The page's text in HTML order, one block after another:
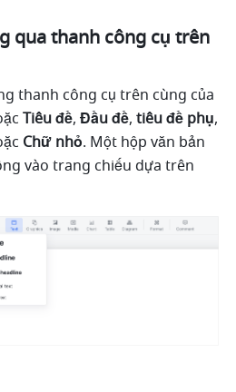
qua thanh công cụ trên
thanh công cụ trên cùng của
Tiêu đề, Đầu đề, tiêu đề phụ
Chữ nhỏ. Một hộp văn bản
vào trang chiếu dựa trên